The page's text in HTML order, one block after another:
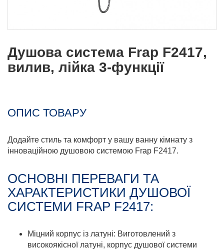
Душова система Frap F2417,
вилив, лійка 3-функції
ОПИС ТОВАРУ
Додайте стиль та комфорт у вашу ванну кімнату з
інноваційною душовою системою Frap F2417.
ОСНОВНІ ПЕРЕВАГИ ТА
ХАРАКТЕРИСТИКИ ДУШОВОЇ
СИСТЕМИ FRAP F2417:
Міцний корпус із латуні: Виготовлений з
високоякісної латуні, корпус душової системи